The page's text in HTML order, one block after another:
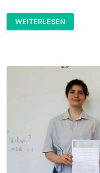
ERFOLGREICHE
TEILNAHMNE
BEIM
WEITERLESEN